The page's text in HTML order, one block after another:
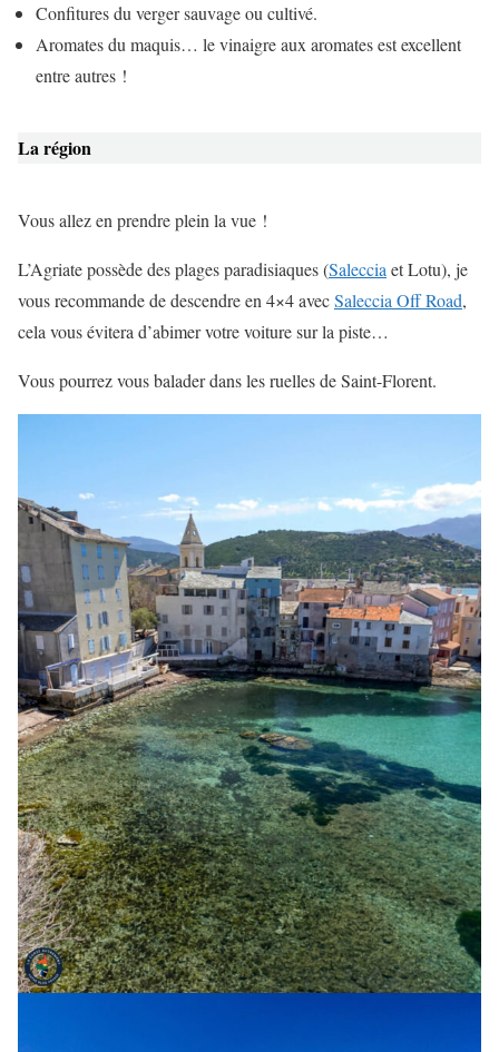
Confitures du verger sauvage ou cultivé.
Aromates du maquis… le vinaigre aux aromates est excellent
entre autres !
La région
Vous allez en prendre plein la vue !
L’Agriate possède des plages paradisiaques (Saleccia et Lotu), je
vous recommande de descendre en 4×4 avecSaleccia Off Road,
cela vous évitera d’abimer votre voiture sur la piste…
Vous pourrez vous balader dans les ruelles de Saint-Florent.